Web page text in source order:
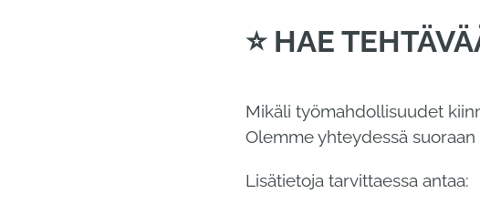
⭐ HAE
Mikäli työmahdollisuudet
Olemme yhteydessä
Lisätietoja tarvittaessa antaa: